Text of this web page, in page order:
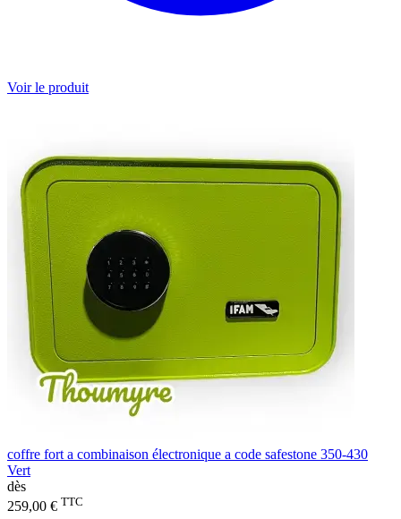
Voir le produit
coffre fort a combinaison électronique a code safestone 350-430
Vert
dès
259,00 € TTC